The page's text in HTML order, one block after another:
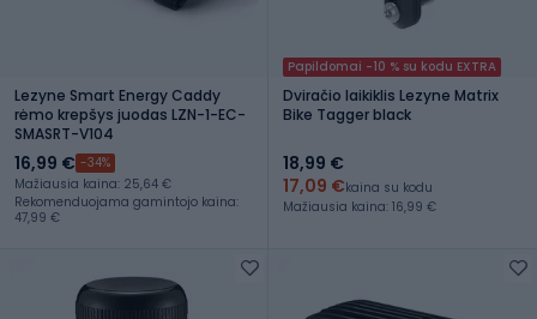
Lezyne Smart Energy Caddy
rėmo krepšys juodas LZN-1-EC-
SMASRT-V104
16,99 € -34%
Mažiausia kaina: 25,64 €
Rekomenduojama gamintojo kaina:
47,99 €
Papildomai -10 % su kodu EXTRA
Dviračio laikiklis Lezyne Matrix
Bike Tagger black
18,99 €
17,09 €kaina su kodu
Mažiausia kaina: 16,99 €